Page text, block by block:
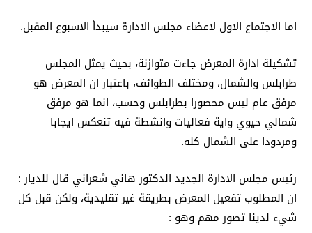
اما الاجتماع الاول لاعضاء مجلس الادارة سيبدأ الاسبوع المقبل.
تشكيلة ادارة المعرض جاءت متوازنة، بحيث يمثل المجلس
طرابلس والشمال، ومختلف الطوائف، باعتبار ان المعرض هو
مرفق عام ليس محصورا بطرابلس وحسب، انما هو مرفق
شمالي حيوي واية فعاليات وانشطة فيه تنعكس ايجابا
ومردودا على الشمال كله.
رئيس مجلس الادارة الجديد الدكتور هاني شعراني قال للديار :
ان المطلوب تفعيل المعرض بطريقة غير تقليدية، ولكن قبل كل
شيء لدينا تصور مهم وهو :